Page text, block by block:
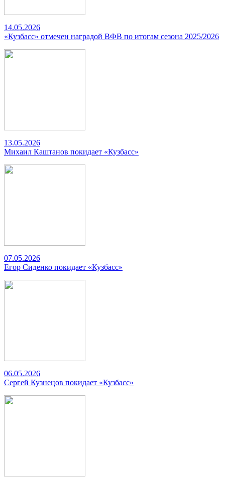
14.05.2026
«Кузбасс» отмечен наградой ВФВ по итогам сезона 2025/2026
13.05.2026
Михаил Каштанов покидает «Кузбасс»
07.05.2026
Егор Сиденко покидает «Кузбасс»
06.05.2026
Сергей Кузнецов покидает «Кузбасс»